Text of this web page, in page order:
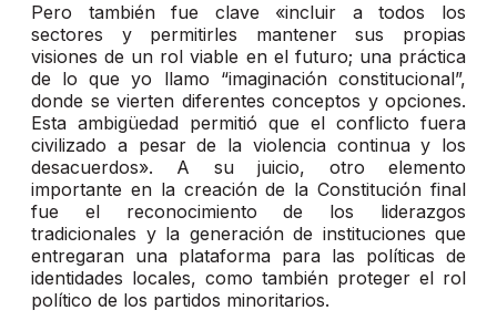
Pero también fue clave «incluir a todos los
sectores y permitirles mantener sus propias
visiones de un rol viable en el futuro; una práctica
de lo que yo llamo “imaginación constitucional”,
donde se vierten diferentes conceptos y opciones.
Esta ambigüedad permitió que el conflicto fuera
civilizado a pesar de la violencia continua y los
desacuerdos». A su juicio, otro elemento
importante en la creación de la Constitución final
fue el reconocimiento de los liderazgos
tradicionales y la generación de instituciones que
entregaran una plataforma para las políticas de
identidades locales, como también proteger el rol
político de los partidos minoritarios.